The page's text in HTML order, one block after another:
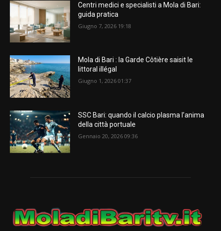
Centri medici e specialisti a Mola di Bari:
guida pratica
Giugno 7, 2026 19:18
Mola di Bari : la Garde Côtière saisit le
littoral illégal
Giugno 1, 2026 01:37
SSC Bari: quando il calcio plasma l’anima
della città portuale
Gennaio 20, 2026 09:36